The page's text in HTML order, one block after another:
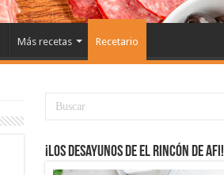
Más recetas Recetario
¡Los desayunos de El Rincón de Afi!